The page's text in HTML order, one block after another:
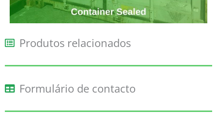
Produtos relacionados
Formulário de contacto